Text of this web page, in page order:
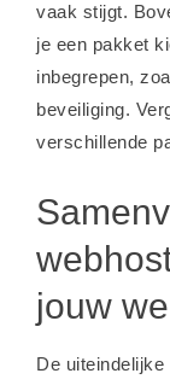
vaak stijgt.
je een pakket
inbegrepen,
beveiliging.
verschillende
jouw
De